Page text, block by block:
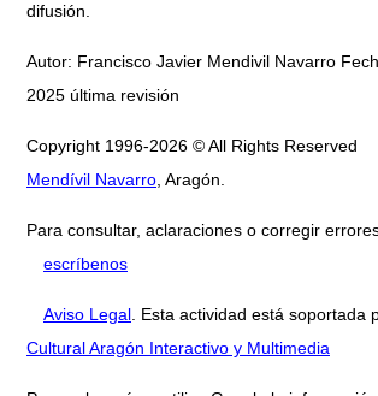
difusión.
Autor: Francisco Javier Mendivil Navarro
2025 última revisión
Copyright 1996-2026 © All Rights Reserved
Mendívil Navarro , Aragón.
Para consultar, aclaraciones o corregir
escríbenos
Aviso Legal . Esta actividad está soportada
Cultural Aragón Interactivo y Multimedia